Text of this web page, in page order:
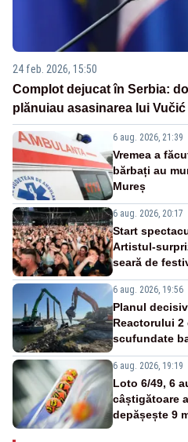
24 feb. 2026, 15:50
Complot dejucat în Serbia:
plănuiau asasinarea lui Vučić
6 aug. 2026, 21:39
Vremea a
bărbați au
Mureș
6 aug. 2026, 20:17
Start
Artistul-
seară de
6 aug. 2026, 19:56
Planul
Reactorului 2
scufundate
6 aug. 2026, 19:19
Loto 6/49, 6
câștigătoare
depășește 9